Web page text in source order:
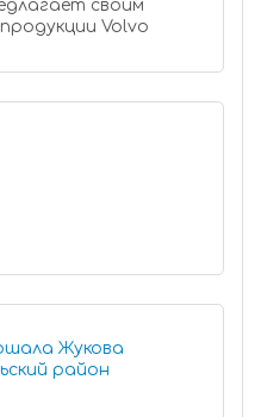
своим
Volvo
Жукова
район